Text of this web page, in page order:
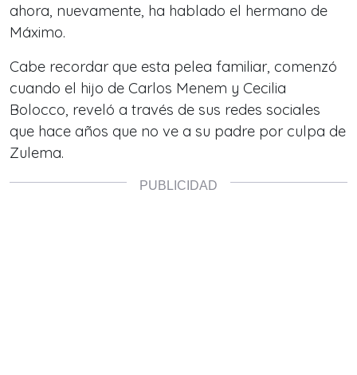
ahora, nuevamente, ha hablado el hermano de
Máximo.
Cabe recordar que esta pelea familiar, comenzó
cuando el hijo de Carlos Menem y Cecilia
Bolocco, reveló a través de sus redes sociales
que hace años que no ve a su padre por culpa de
Zulema.